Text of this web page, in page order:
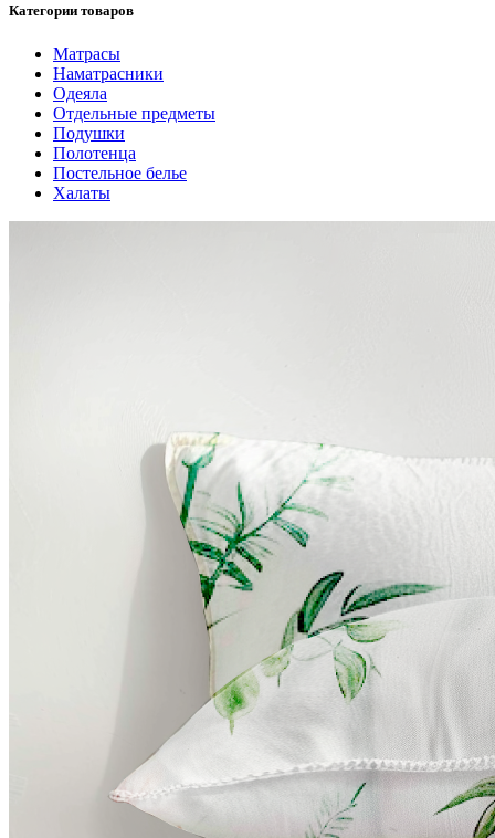
Категории товаров
Матрасы
Наматрасники
Одеяла
Отдельные предметы
Подушки
Полотенца
Постельное белье
Халаты